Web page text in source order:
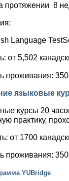
протяжении 8
:
Language
от 5,502
проживания:
языковые
курсы 20
практику,
от 1700
проживания:
YUBridge